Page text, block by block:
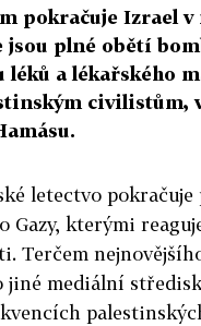
pokračuje Izrael
jsou plné obětí
léků a lékařského
civilistům,
letectvo
Gazy, kterými
Terčem
jiné mediální